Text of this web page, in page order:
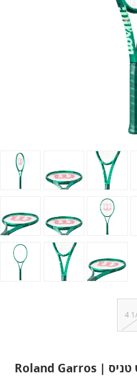
4
כיסוי למחבט טניס | Roland Garros